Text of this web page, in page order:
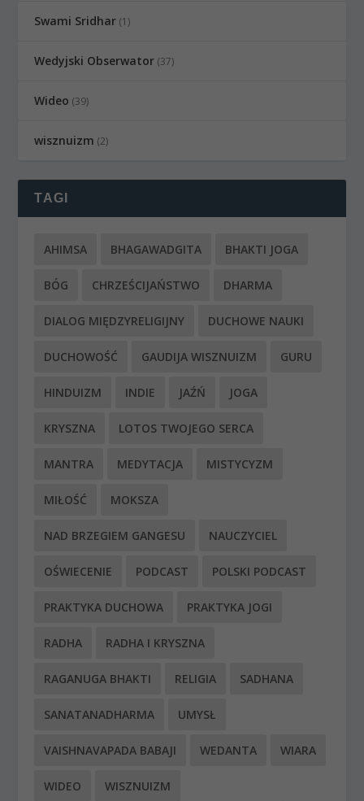
Swami Sridhar (1)
Wedyjski Obserwator (37)
Wideo (39)
wisznuizm (2)
TAGI
AHIMSA BHAGAWADGITA BHAKTI JOGA
BÓG CHRZEŚCIJAŃSTWO DHARMA
DIALOG MIĘDZYRELIGIJNY DUCHOWE NAUKI
DUCHOWOŚĆ GAUDIJA WISZNUIZM GURU
HINDUIZM INDIE JAŹŃ JOGA
KRYSZNA LOTOS TWOJEGO SERCA
MANTRA MEDYTACJA MISTYCYZM
MIŁOŚĆ MOKSZA
NAD BRZEGIEM GANGESU NAUCZYCIEL
OŚWIECENIE PODCAST POLSKI PODCAST
PRAKTYKA DUCHOWA PRAKTYKA JOGI
RADHA RADHA I KRYSZNA
RAGANUGA BHAKTI RELIGIA SADHANA
SANATANADHARMA UMYSŁ
VAISHNAVAPADA BABAJI WEDANTA WIARA
WIDEO WISZNUIZM